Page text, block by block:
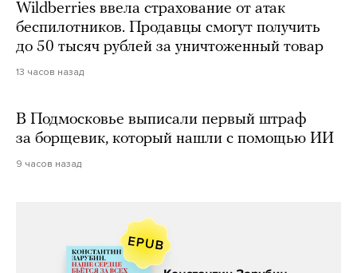
Wildberries ввела страхование от атак
беспилотников. Продавцы смогут получить
до 50 тысяч рублей за уничтоженный товар
13 часов назад
В Подмосковье выписали первый штраф
за борщевик, который нашли с помощью ИИ
9 часов назад